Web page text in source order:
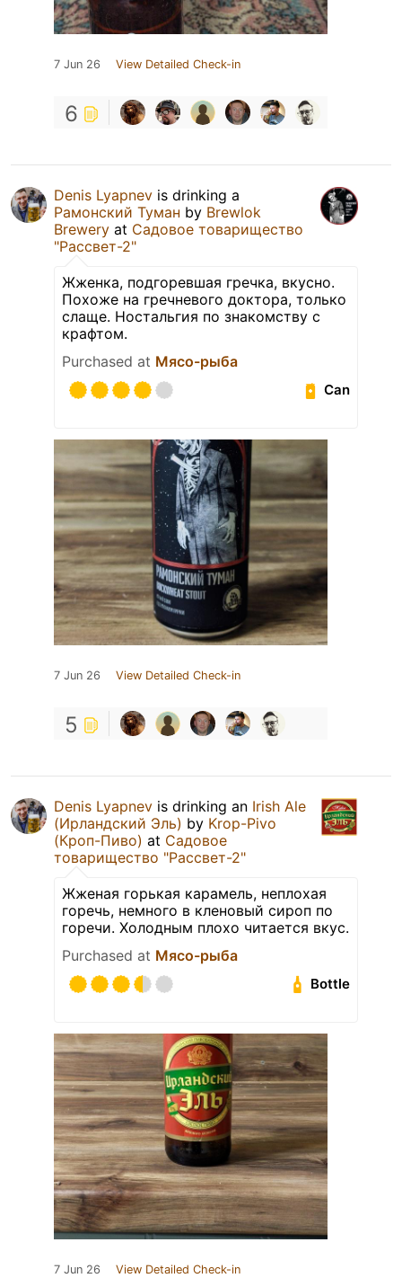
7 Jun 26 View Detailed Check-in
6
Denis Lyapnev is drinking a
Рамонский Туман by Brewlok
Brewery at Садовое товарищество
"Рассвет-2"
Жженка, подгоревшая гречка, вкусно.
Похоже на гречневого доктора, только
слаще. Ностальгия по знакомству с
крафтом.
Purchased at Мясо-рыба
Can
7 Jun 26 View Detailed Check-in
5
Denis Lyapnev is drinking an Irish Ale
(Ирландский Эль) by Krop-Pivo
(Кроп-Пиво) at Садовое
товарищество "Рассвет-2"
Жженая горькая карамель, неплохая
горечь, немного в кленовый сироп по
горечи. Холодным плохо читается вкус.
Purchased at Мясо-рыба
Bottle
7 Jun 26 View Detailed Check-in